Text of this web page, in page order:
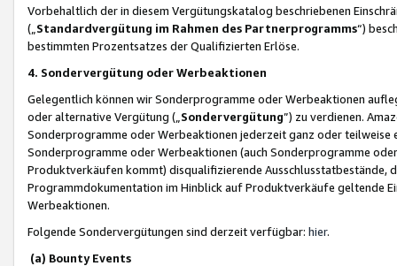
Vorbehaltlich der in diesem Vergütungskatalog beschriebenen
(„ Standardvergütung im Rahmen des Partnerprogramms“)
bestimmten Prozentsatzes der Qualifizierten Erlöse.
4. Sondervergütung oder Werbeaktionen
Gelegentlich können wir Sonderprogramme oder Werbeaktionen
oder alternative Vergütung („ Sondervergütung”) zu verdienen.
Sonderprogramme oder Werbeaktionen jederzeit ganz oder
Sonderprogramme oder Werbeaktionen (auch Sonderprogramme
Produktverkäufen kommt) disqualifizierende Ausschlusstatbestände,
Programmdokumentation im Hinblick auf Produktverkäufe geltende
Werbeaktionen.
Folgende Sondervergütungen sind derzeit verfügbar: hier.
(a) Bounty Events